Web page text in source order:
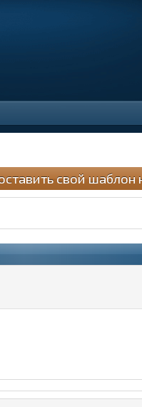
свой шаблон